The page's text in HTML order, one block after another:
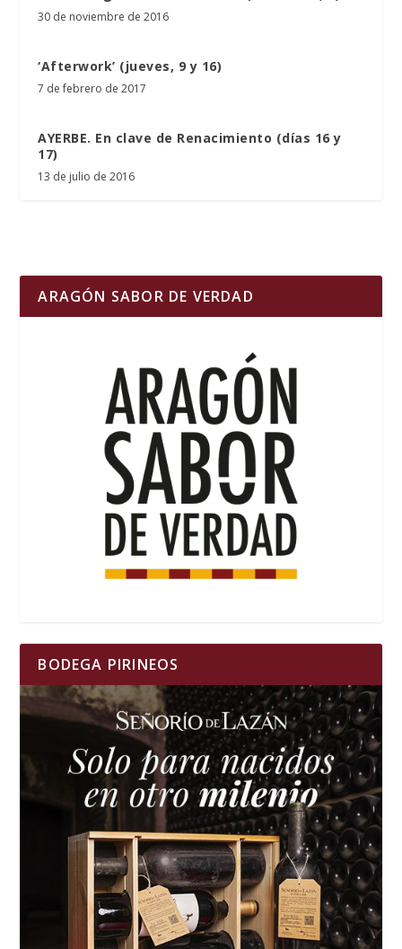
30 de noviembre de 2016
‘Afterwork’ (jueves, 9 y 16)
7 de febrero de 2017
AYERBE. En clave de Renacimiento (días 16 y
17)
13 de julio de 2016
ARAGÓN SABOR DE VERDAD
BODEGA PIRINEOS